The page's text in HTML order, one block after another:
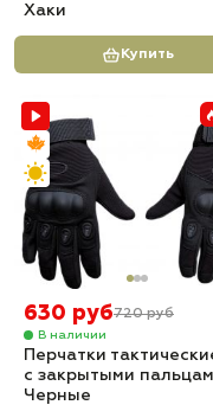
Хаки
Купить
630 руб720 руб
В наличии
Перчатки
с закрытыми
Черные